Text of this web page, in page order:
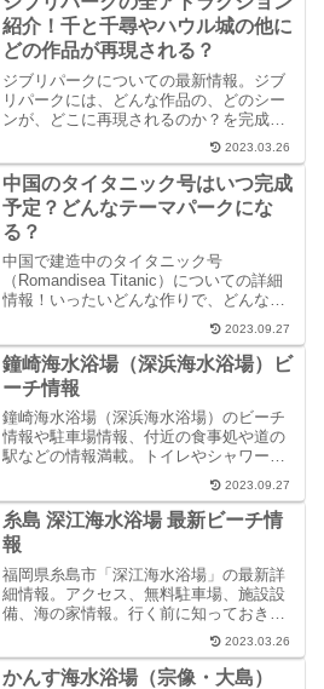
紹介！千と千尋やハウル城の他に
どの作品が再現される？
ジブリパークについての最新情報。ジブ
リパークには、どんな作品の、どのシー
ンが、どこに再現されるのか？を完成予
定図やイメージ画像などを合わせて紹介
しています。テーマパークとしての規模
や敷地の大きさや、ジブリパークの場
所、楽しめるアトラクションなども詳し
く解説。
2023.03.26
中国のタイタニック号はいつ完成
予定？どんなテーマパークにな
る？
中国で建造中のタイタニック号
（Romandisea Titanic）についての詳細
情報！いったいどんな作りで、どんなテ
ーマパークになるのか？再現性や現在の
工事の進捗状況、完成予定時期などを動
画や画像付きで紹介。その他、中国以外
で進められているタイタニック再現プロ
ジェクト「タイタニック２号」などの情
報も紹介。
2023.09.27
鐘崎海水浴場（深浜海水浴場）ビ
ーチ情報
鐘崎海水浴場（深浜海水浴場）のビーチ
情報や駐車場情報、付近の食事処や道の
駅などの情報満載。トイレやシャワー、
海の家のの有無も網羅。ぜひ、お出かけ
2023.09.27
糸島 深江海水浴場 最新ビーチ情
報
福岡県糸島市「深江海水浴場」の最新詳
細情報。アクセス、無料駐車場、施設設
備、海の家情報。行く前に知っておきた
い「深江ビーチ」情報を網羅していま
2023.03.26
かんす海水浴場（宗像・大島）